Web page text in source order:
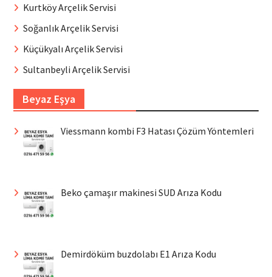
Kurtköy Arçelik Servisi
Soğanlık Arçelik Servisi
Küçükyalı Arçelik Servisi
Sultanbeyli Arçelik Servisi
Beyaz Eşya
Viessmann kombi F3 Hatası Çözüm Yöntemleri
Beko çamaşır makinesi SUD Arıza Kodu
Demirdöküm buzdolabı E1 Arıza Kodu